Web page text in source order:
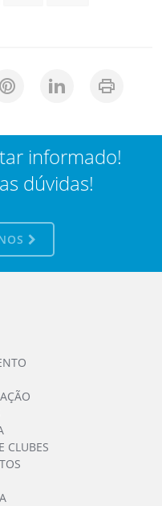
informado!
dúvidas!
CLUBES